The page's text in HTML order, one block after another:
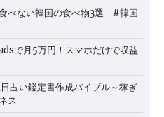
べない韓国の食べ物3選 #韓国
で月5万円！スマホだけで収益
占い鑑定書作成バイブル～稼ぎ
ス